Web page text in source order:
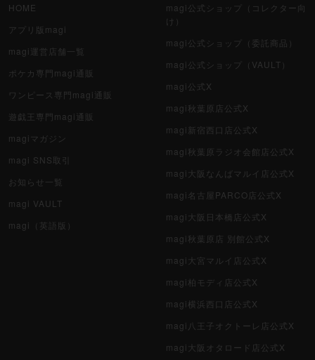
HOME
アプリ版magi
magi運営店舗一覧
ポケカ専門magi通販
ワンピース専門magi通販
遊戯王専門magi通販
magiマガジン
magi SNS取引
お知らせ一覧
magi VAULT
magi（英語版）
magi公式ショップ（コレクター向
け）
magi公式ショップ（委託商品）
magi公式ショップ（VAULT）
magi公式X
magi秋葉原店公式X
magi新宿西口店公式X
magi秋葉原ラジオ会館店公式X
magi大阪なんばマルイ店公式X
magi名古屋PARCO店公式X
magi大阪日本橋店公式X
magi秋葉原店 別館公式X
magi大宮マルイ店公式X
magi柏モディ店公式X
magi横浜西口店公式X
magi八王子オクトーレ店公式X
magi大阪オタロード店公式X